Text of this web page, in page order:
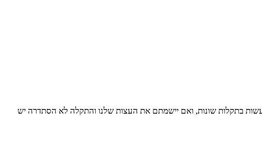
בתקלות שונות, ואם יישמתם את העצות שלנו והתקלה לא הסתדרה יש